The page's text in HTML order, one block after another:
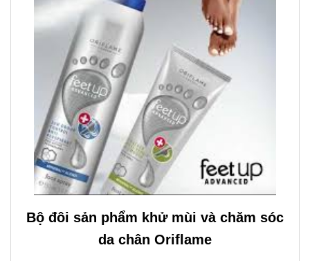
Bộ đôi sản phẩm khử mùi và chăm sóc
da chân Oriflame